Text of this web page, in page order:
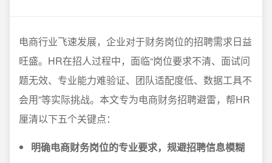
电商行业飞速发展，企业对于财务岗位的招聘需求日益
旺盛。HR在招人过程中，面临“岗位要求不清、面试问
题无效、专业能力难验证、团队适配度低、数据工具不
会用”等实际挑战。本文专为电商财务招聘避雷，帮HR
厘清以下五个关键点：
明确电商财务岗位的专业要求，规避招聘信息模糊